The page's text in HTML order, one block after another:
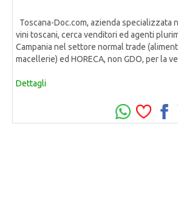
Toscana-Doc.com, azienda specializzata
vini toscani, cerca venditori ed agenti
Campania nel settore normal trade
macellerie) ed HORECA, non GDO, per la
Dettagli